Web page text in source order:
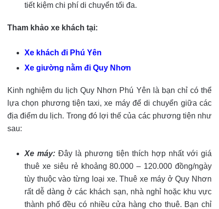
tiết kiệm chi phí di chuyển tối đa.
Tham khảo xe khách tại:
Xe khách đi Phú Yên
Xe giường nằm đi Quy Nhơn
Kinh nghiệm du lịch Quy Nhơn Phú Yên là bạn chỉ có thể
lựa chọn phương tiện taxi, xe máy để di chuyển giữa các
địa điểm du lịch. Trong đó lợi thế của các phương tiện như
sau:
Xe máy: Đây là phương tiện thích hợp nhất với giá
thuê xe siêu rẻ khoảng 80.000 – 120.000 đồng/ngày
tùy thuộc vào từng loại xe. Thuê xe máy ở Quy Nhơn
rất dễ dàng ở các khách sạn, nhà nghỉ hoặc khu vực
thành phố đều có nhiều cửa hàng cho thuê. Bạn chỉ